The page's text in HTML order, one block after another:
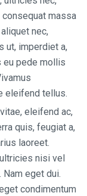
massa
nec,
ut, imperdiet a,
eu pede mollis
eleifend tellus.
eleifend ac,
quis, feugiat a,
laoreet.
nisi vel
eget dui.
condimentum